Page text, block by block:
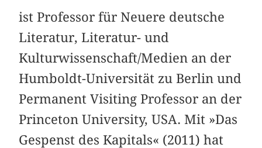
ist Professor für Neuere deutsche
Literatur, Literatur- und
Kulturwissenschaft/Medien an der
Humboldt-Universität zu Berlin und
Permanent Visiting Professor an der
Princeton University, USA. Mit »Das
Gespenst des Kapitals« (2011) hat